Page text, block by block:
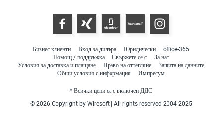
Бизнес клиенти Вход за дилъра Юридически
office-365
Помощ / поддръжка
Свържете се с
За нас
Условия за доставка и плащане
Право на оттегляне
Защита на данните
Общи условия с информация
Импресум
* Всички цени са с включен ДДС
© 2026 Copyright by Wiresoft | All rights reserved 2004-2025